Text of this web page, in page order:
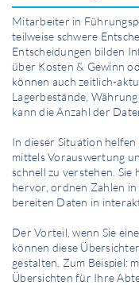
Mitarbeiter in
teilweise schwere
Entscheidungen bilden
über Kosten & Gewinn
können auch zeitlich-
Lagerbestände,
kann die Anzahl der
In dieser Situation
mittels Vorauswertung
schnell zu verstehen.
hervor, ordnen Zahlen in
bereiten Daten in
Der Vorteil, wenn Sie
können diese
gestalten. Zum Beispiel:
Übersichten für Ihre